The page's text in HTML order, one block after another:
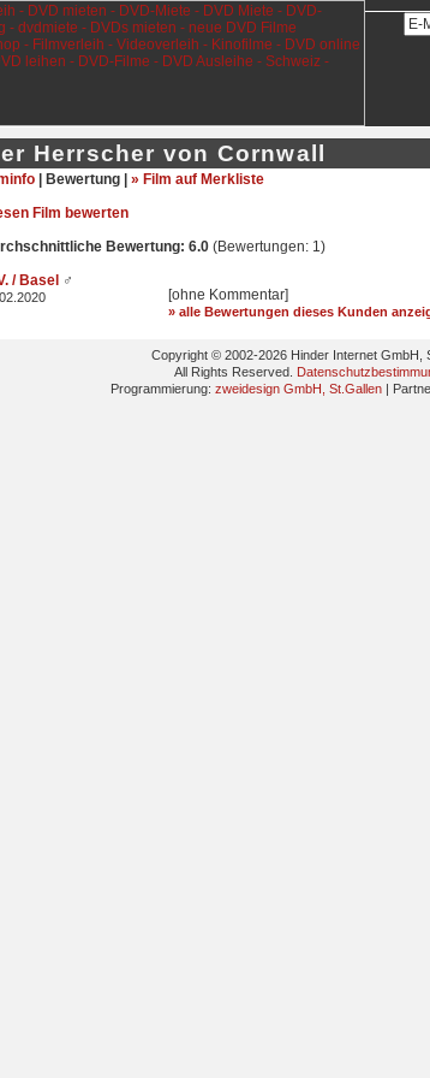
Herrscher von Cornwall
Bewertung | » Film auf Merkliste
Film bewerten
Bewertung: 6.0 (Bewertungen: 1)
/ Basel ♂
[ohne Kommentar]
» alle Bewertungen dieses Kunden
Copyright © 2002-2026 Hinder Internet GmbH,
All Rights Reserved.
Programmierung: zweidesign GmbH, St.Gallen|